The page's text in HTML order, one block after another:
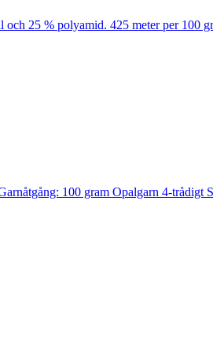
och 25 % polyamid. 425 meter per 100
100 gram Opalgarn 4-